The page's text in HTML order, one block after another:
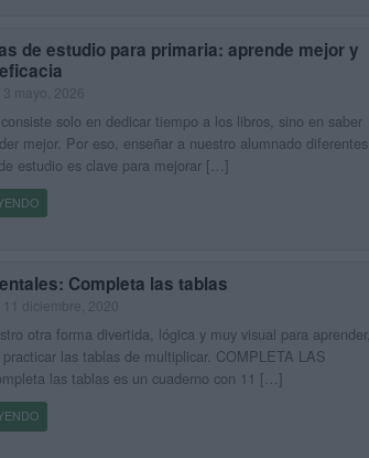
de estudio para primaria: aprende mejor y
solo en dedicar tiempo a los libros, sino en saber
mejor. Por eso, enseñar a nuestro alumnado diferentes
estudio es clave para mejorar […]
Completa las tablas
otra forma divertida, lógica y muy visual para aprender,
practicar las tablas de multiplicar. COMPLETA LAS
las tablas es un cuaderno con 11 […]